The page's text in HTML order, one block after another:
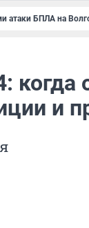
атаки БПЛА на
когда
и